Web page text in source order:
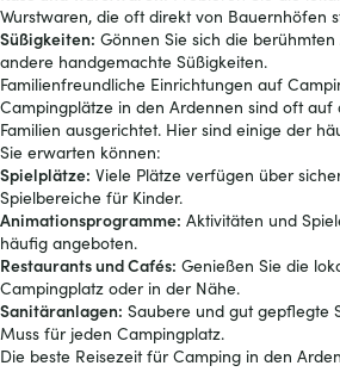
Wurstwaren, die oft direkt von Bauernhöfen
Süßigkeiten: Gönnen Sie sich die
andere handgemachte Süßigkeiten.
Familienfreundliche Einrichtungen auf
Campingplätze in den Ardennen sind oft auf
Familien ausgerichtet. Hier sind einige der
Sie erwarten können:
Spielplätze: Viele Plätze verfügen über
Spielbereiche für Kinder.
Animationsprogramme: Aktivitäten und
häufig angeboten.
Restaurants und Cafés: Genießen Sie die
Campingplatz oder in der Nähe.
Sanitäranlagen: Saubere und gut gepflegte
Muss für jeden Campingplatz.
Die beste Reisezeit für Camping in den